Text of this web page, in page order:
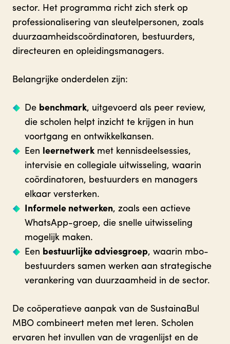
sector. Het programma richt zich sterk op
professionalisering van sleutelpersonen, zoals
duurzaamheidscoördinatoren, bestuurders,
directeuren en opleidingsmanagers.
Belangrijke onderdelen zijn:
De benchmark, uitgevoerd als peer review,
die scholen helpt inzicht te krijgen in hun
voortgang en ontwikkelkansen.
Een leernetwerkmet kennisdeelsessies,
intervisie en collegiale uitwisseling, waarin
coördinatoren, bestuurders en managers
elkaar versterken.
Informele netwerken, zoals een actieve
WhatsApp-groep, die snelle uitwisseling
mogelijk maken.
Een bestuurlijke adviesgroep, waarin mbo-
bestuurders samen werken aan strategische
verankering van duurzaamheid in de sector.
De coöperatieve aanpak van de SustainaBul
MBO combineert meten met leren. Scholen
ervaren het invullen van de vragenlijst en de